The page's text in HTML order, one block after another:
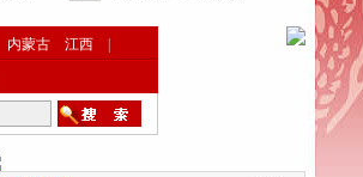
内蒙古 江西